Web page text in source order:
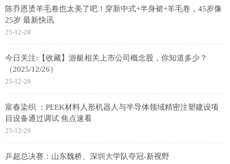
陈乔恩烫羊毛卷也太美了吧！穿新中式+半身裙+羊毛卷，45岁像
25岁 最新快讯
25-12-28
今日关注:【收藏】游艇相关上市公司概念股，你知道多少？
（2025/12/26）
25-12-28
富春染织 ：PEEK材料人形机器人与半导体领域精密注塑建设项
目设备通过调试 焦点速看
25-12-29
乒超总决赛：山东魏桥、深圳大学队夺冠-新视野